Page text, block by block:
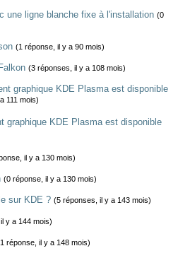
une ligne blanche fixe à l'installation (0
(1 réponse, il y a 90 mois)
(3 réponses, il y a 108 mois)
graphique KDE Plasma est disponible
111 mois)
graphique KDE Plasma est disponible
il y a 130 mois)
(0 réponse, il y a 130 mois)
sur KDE ? (5 réponses, il y a 143 mois)
y a 144 mois)
réponse, il y a 148 mois)